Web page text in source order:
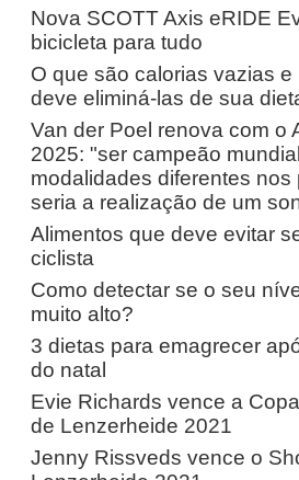
Nova SCOTT Axis eRIDE
bicicleta para tudo
O que são calorias vazias e
deve eliminá-las de sua
Van der Poel renova com o
2025: "ser campeão
modalidades diferentes nos
seria a realização de um
Alimentos que deve evitar
ciclista
Como detectar se o seu
muito alto?
3 dietas para emagrecer
do natal
Evie Richards vence a
de Lenzerheide 2021
Jenny Rissveds vence o